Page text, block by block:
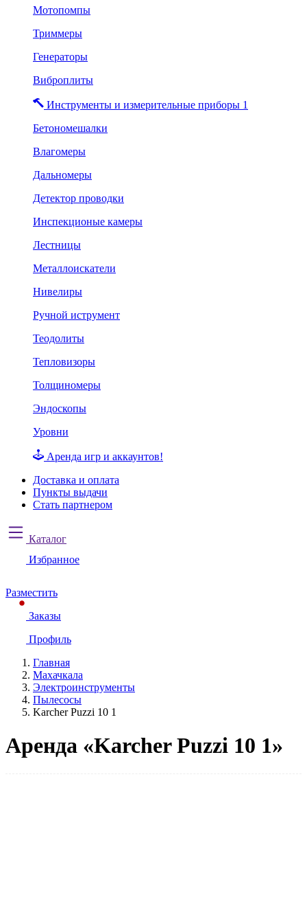
Мотопомпы
Триммеры
Генераторы
Виброплиты
Инструменты и измерительные приборы 1
Бетономешалки
Влагомеры
Дальномеры
Детектор проводки
Инспекционые камеры
Лестницы
Металлоискатели
Нивелиры
Ручной иструмент
Теодолиты
Тепловизоры
Толщиномеры
Эндоскопы
Уровни
Аренда игр и аккаунтов!
Доставка и оплата
Пункты выдачи
Стать партнером
Каталог
Избранное
Разместить
Заказы
Профиль
Главная
Махачкала
Электроинструменты
Пылесосы
Karcher Puzzi 10 1
Аренда «Karcher Puzzi 10 1»